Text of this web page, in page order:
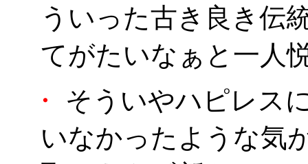
ういった古き良き伝
てがたいなぁと一人
・
そういやハピレス
いなかったような気